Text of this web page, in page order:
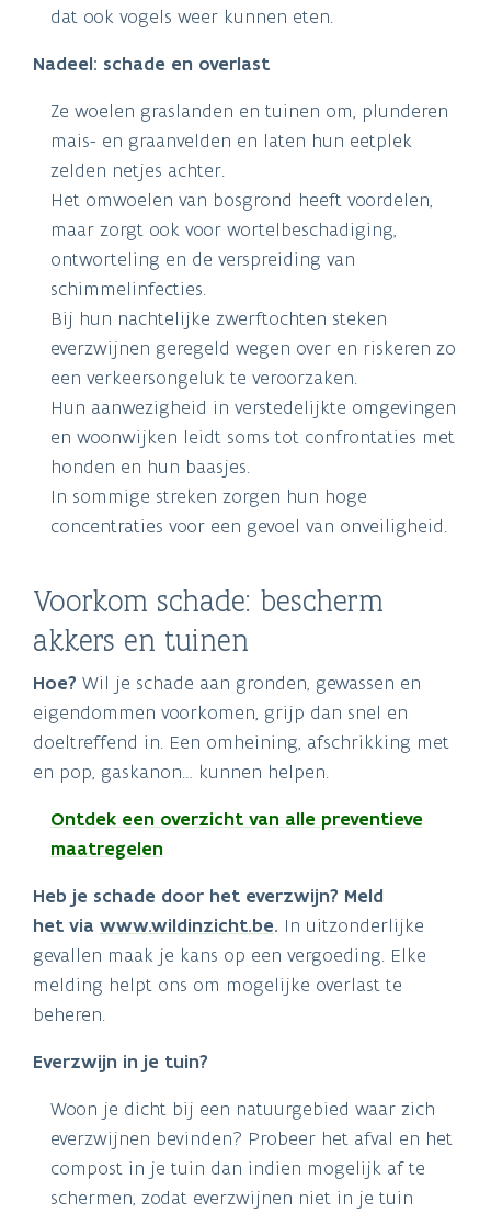
dat ook vogels weer kunnen eten.
Nadeel: schade en overlast
Ze woelen graslanden en tuinen om, plunderen
mais- en graanvelden en laten hun eetplek
zelden netjes achter.
Het omwoelen van bosgrond heeft voordelen,
maar zorgt ook voor wortelbeschadiging,
ontworteling en de verspreiding van
schimmelinfecties.
Bij hun nachtelijke zwerftochten steken
everzwijnen geregeld wegen over en riskeren zo
een verkeersongeluk te veroorzaken.
Hun aanwezigheid in verstedelijkte omgevingen
en woonwijken leidt soms tot confrontaties met
honden en hun baasjes.
In sommige streken zorgen hun hoge
concentraties voor een gevoel van onveiligheid.
Voorkom schade: bescherm
akkers en tuinen
Hoe? Wil je schade aan gronden, gewassen en
eigendommen voorkomen, grijp dan snel en
doeltreffend in. Een omheining, afschrikking met
en pop, gaskanon… kunnen helpen.
Ontdek een overzicht van alle preventieve
maatregelen
Heb je schade door het everzwijn? Meld
het via www.wildinzicht.be. In uitzonderlijke
gevallen maak je kans op een vergoeding. Elke
melding helpt ons om mogelijke overlast te
beheren.
Everzwijn in je tuin?
Woon je dicht bij een natuurgebied waar zich
everzwijnen bevinden? Probeer het afval en het
compost in je tuin dan indien mogelijk af te
schermen, zodat everzwijnen niet in je tuin